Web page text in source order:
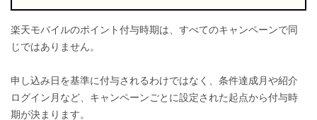
楽天モバイルのポイント付与時期は、すべてのキャンペーンで同
じではありません。
申し込み日を基準に付与されるわけではなく、条件達成月や紹介
ログイン月など、キャンペーンごとに設定された起点から付与時
期が決まります。